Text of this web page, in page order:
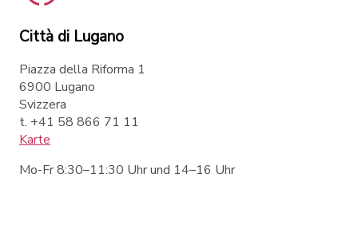
Città di Lugano
Piazza della Riforma 1
6900 Lugano
Svizzera
t. +41 58 866 71 11
Karte
Mo-Fr 8:30–11:30 Uhr und 14–16 Uhr